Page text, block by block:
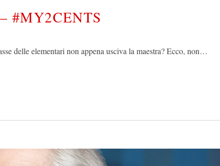
#MY2CENTS
delle elementari non appena usciva la maestra? Ecco, non…